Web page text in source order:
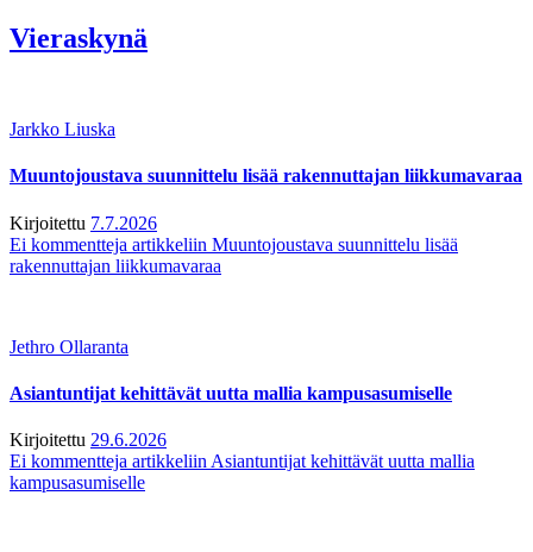
Vieraskynä
Jarkko Liuska
Muuntojoustava suunnittelu lisää rakennuttajan liikkumavaraa
Kirjoitettu 7.7.2026
Ei kommentteja artikkeliin Muuntojoustava suunnittelu lisää
rakennuttajan liikkumavaraa
Jethro Ollaranta
Asiantuntijat kehittävät uutta mallia kampusasumiselle
Kirjoitettu 29.6.2026
Ei kommentteja artikkeliin Asiantuntijat kehittävät uutta mallia
kampusasumiselle